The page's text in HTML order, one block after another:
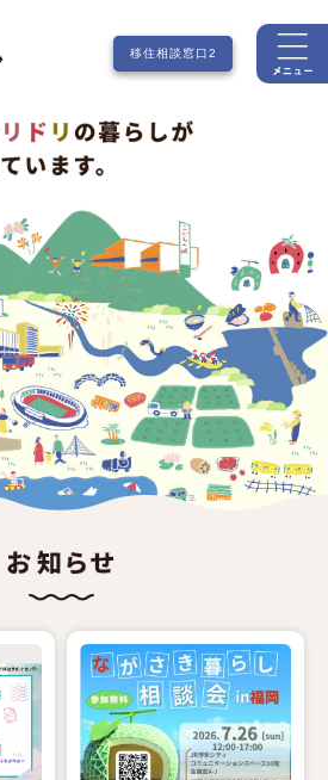
移住相談窓口
移住相談窓口2